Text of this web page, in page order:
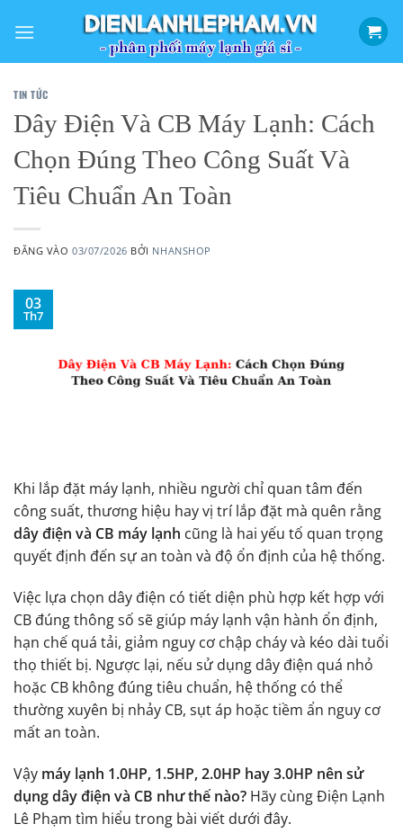
qua
TIN TỨC
Dây Điện Và CB Máy Lạnh: Cách
Chọn Đúng Theo Công Suất Và
Tiêu Chuẩn An Toàn
ĐĂNG VÀO03/07/2026 BỞI NHANSHOP
03
Th7
Khi lắp đặt máy lạnh, nhiều người chỉ quan tâm đến
công suất, thương hiệu hay vị trí lắp đặt mà quên rằng
dây điện và CB máy lạnh cũng là hai yếu tố quan trọng
quyết định đến sự an toàn và độ ổn định của hệ thống.
Việc lựa chọn dây điện có tiết diện phù hợp kết hợp với
CB đúng thông số sẽ giúp máy lạnh vận hành ổn định,
hạn chế quá tải, giảm nguy cơ chập cháy và kéo dài tuổi
thọ thiết bị. Ngược lại, nếu sử dụng dây điện quá nhỏ
hoặc CB không đúng tiêu chuẩn, hệ thống có thể
thường xuyên bị nhảy CB, sụt áp hoặc tiềm ẩn nguy cơ
mất an toàn.
Vậy máy lạnh 1.0HP, 1.5HP, 2.0HP hay 3.0HP nên sử
dụng dây điện và CB như thế nào? Hãy cùng Điện Lạnh
Lê Phạm tìm hiểu trong bài viết dưới đây.